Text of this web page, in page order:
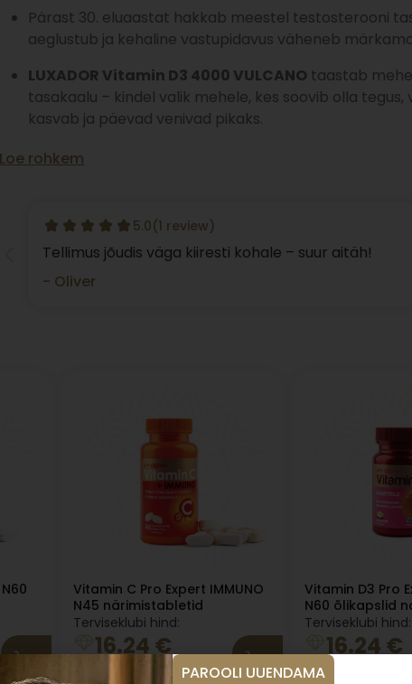
Pärast 30. eluaastat hakkab meestel testosterooni
aeglustub ja kehaline vastupidavus väheneb
LUXADOR Vitamin D3 4000 VULCANO taastab
tasakaalu – kindel valik mehele, kes soovib olla tegus,
kasvab ja päevad venivad pikaks.
Loe rohkem
5.0(1 review)
Tellimus jõudis väga kiiresti kohale – suur aitäh!
- Oliver
Vitamin C Pro Expert IMMUNO
N45 närimistabletid
Terviseklubi hind:
16.24 €
Vitamin D3 Pro
N60 õlikapslid
Terviseklubi hind:
16.24 €
Tavahind
PAROOLI UUENDAMA